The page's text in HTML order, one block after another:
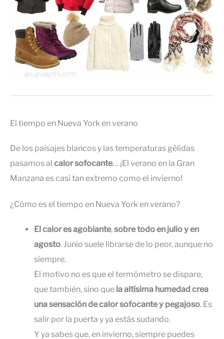
El tiempo en Nueva York en verano
De los paisajes blancos y las temperaturas gélidas
pasamos al calor sofocante… ¡El verano en la Gran
Manzana es casi tan extremo como el invierno!
¿Cómo es el tiempo en Nueva York en verano?
El calor es agobiante,sobre todo en julio y en
agosto. Junio suele librarse de lo peor, aunque no
siempre.
El motivo no es que el termómetro se dispare,
que también, sino que la altísima humedad crea
una sensación de calor sofocante y pegajoso. Es
salir por la puerta y ya estás sudando.
Y ya sabes que, en invierno, siempre puedes